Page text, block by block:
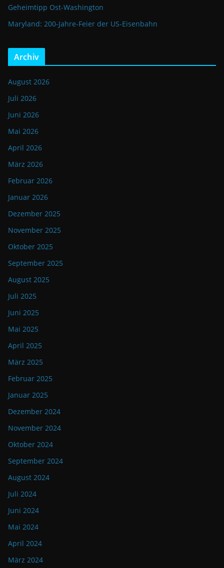
Geheimtipp Ost-Washington
Maryland: 200-Jahre-Feier der US-Eisenbahn
Archiv
August 2026
Juli 2026
Juni 2026
Mai 2026
April 2026
März 2026
Februar 2026
Januar 2026
Dezember 2025
November 2025
Oktober 2025
September 2025
August 2025
Juli 2025
Juni 2025
Mai 2025
April 2025
März 2025
Februar 2025
Januar 2025
Dezember 2024
November 2024
Oktober 2024
September 2024
August 2024
Juli 2024
Juni 2024
Mai 2024
April 2024
März 2024